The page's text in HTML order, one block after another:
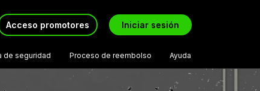
Acceso promotores Iniciar sesión
de seguridad Proceso de reembolso Ayuda